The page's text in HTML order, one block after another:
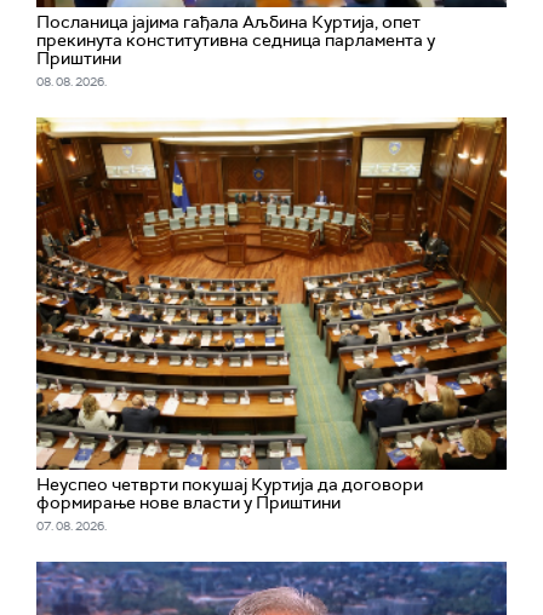
Посланица јајима гађала Аљбина Куртија, опет
прекинута конститутивна седница парламента у
Приштини
08. 08. 2026.
Неуспео четврти покушај Куртија да договори
формирање нове власти у Приштини
07. 08. 2026.